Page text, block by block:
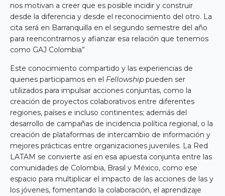
nos motivan a creer que es posible incidir y construir
desde la diferencia y desde el reconocimiento del otro. La
cita será en Barranquilla en el segundo semestre del año
para reencontrarnos y afianzar esa relación que tenemos
como GAJ Colombia”
Este conocimiento compartido y las experiencias de
quienes participamos en el Fellowship pueden ser
utilizados para impulsar acciones conjuntas, como la
creación de proyectos colaborativos entre diferentes
regiones, países e incluso continentes; además del
desarrollo de campañas de incidencia política regional, o la
creación de plataformas de intercambio de información y
mejores prácticas entre organizaciones juveniles. La Red
LATAM se convierte así en esa apuesta conjunta entre las
comunidades de Colombia, Brasil y México, como ese
espacio para multiplicar el impacto de las acciones de las y
los jóvenes, fomentando la colaboración, el aprendizaje